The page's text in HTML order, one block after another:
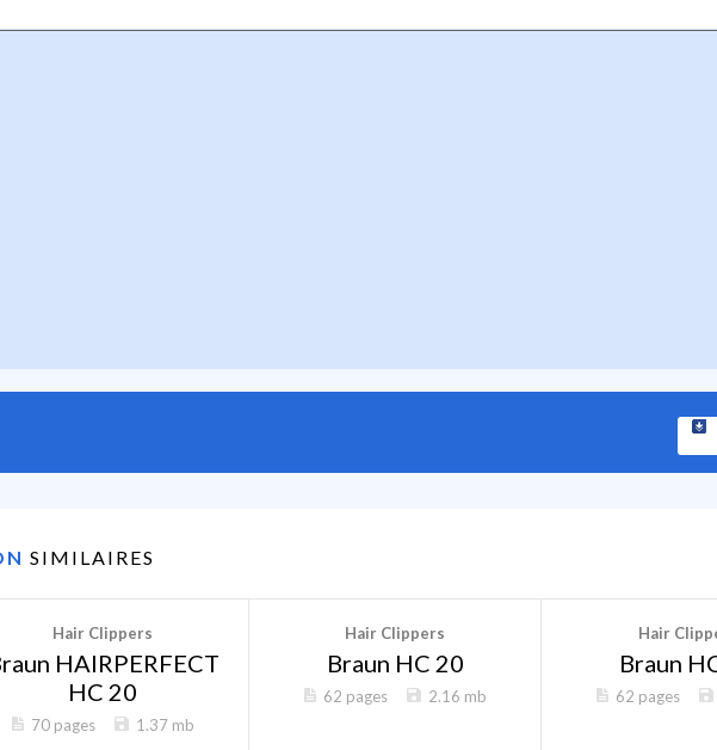
SIMILAIRES
Hair Clippers
HAIRPERFECT
HC 20
70 pages 1.37 mb
Hair Clippers
Braun HC 20
62 pages 2.16 mb
Hair
Braun
62 pages